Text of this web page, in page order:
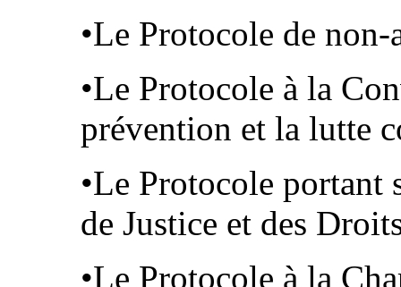
•Le Protocole de
•Le Protocole à la
prévention et la lutte
•Le Protocole
de Justice et des
•Le Protocole à la